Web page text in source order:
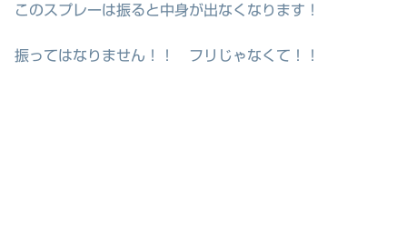
このスプレーは振ると中身が出なくなります！
振ってはなりません！！ フリじゃなくて！！